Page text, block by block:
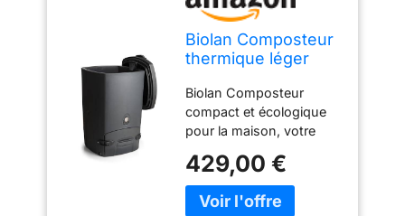
Biolan Composteur
thermique léger
isolé pour déchets
de cuisine
compostables et
autres déchets
biologiques - 200 l,
noir
Biolan Composteur
compact et écologique
pour la maison, votre
les restes alimentaires ou
autres déchets de
cuisine compostables. À
429,00 €